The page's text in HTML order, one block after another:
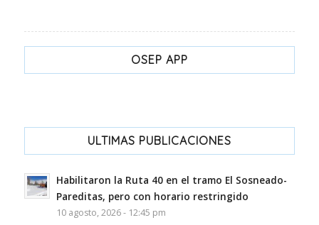
OSEP APP
ULTIMAS PUBLICACIONES
Habilitaron la Ruta 40 en el tramo El Sosneado-
Pareditas, pero con horario restringido
10 agosto, 2026 - 12:45 pm